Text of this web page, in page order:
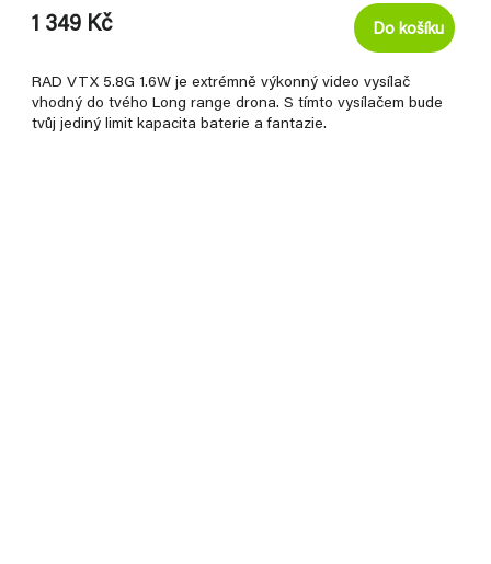
1 349 Kč Do košíku
RAD VTX 5.8G 1.6W je extrémně výkonný video vysílač
vhodný do tvého Long range drona. S tímto vysílačem bude
tvůj jediný limit kapacita baterie a fantazie.